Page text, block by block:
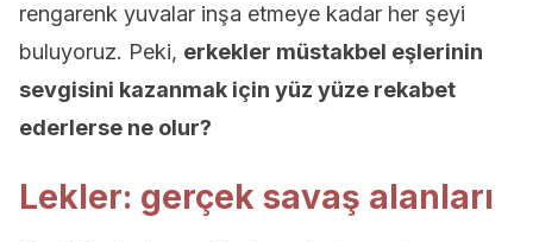
rengarenk yuvalar inşa etmeye kadar her şeyi
buluyoruz. Peki, erkekler müstakbel eşlerinin
sevgisini kazanmak için yüz yüze rekabet
ederlerse ne olur?
Lekler: gerçek savaş alanları